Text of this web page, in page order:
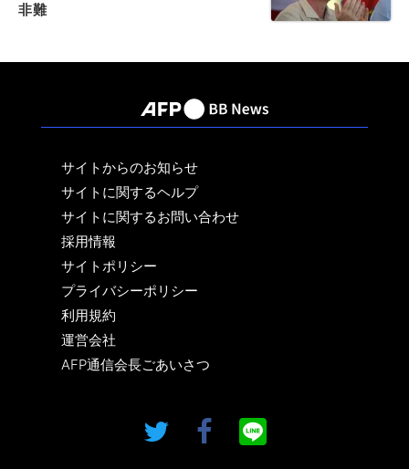
非難
サイトからのお知らせ
サイトに関するヘルプ
サイトに関するお問い合わせ
採用情報
サイトポリシー
プライバシーポリシー
利用規約
運営会社
AFP通信会長ごあいさつ